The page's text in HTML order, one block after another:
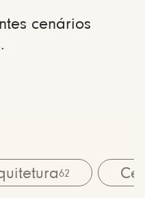
cenários
62